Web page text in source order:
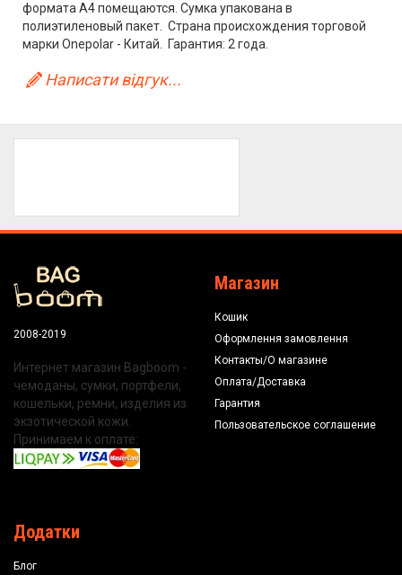
формата А4 помещаются. Сумка упакована в
полиэтиленовый пакет. Страна происхождения торговой
марки Onepolar - Китай. Гарантия: 2 года.
Написати відгук...
2008-2019
Интернет магазин Bagboom -
чемоданы, сумки, портфели,
кошельки, ремни, изделия из
экзотической кожи.
Принимаем к оплате:
Магазин
Кошик
Оформлення замовлення
Контакты/О магазине
Оплата/Доставка
Гарантия
Пользовательское соглашение
Додатки
Блог